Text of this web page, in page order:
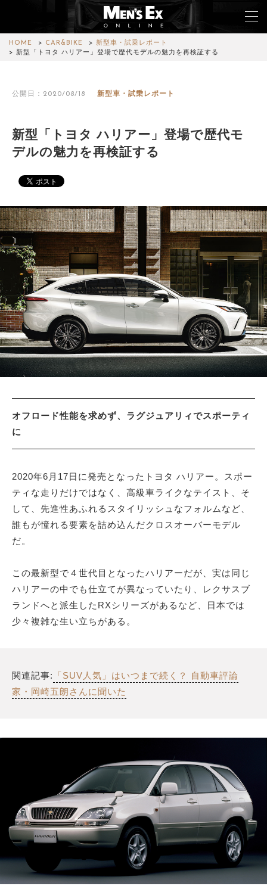
HOME CAR&BIKE
新型車・試乗レポート
新型「トヨタ ハリアー」登場で歴代モデルの魅力を再検証する
公開日：2020/08/18 新型車・試乗レポート
新型「トヨタ ハリアー」登場で歴代モ
デルの魅力を再検証する
オフロード性能を求めず、ラグジュアリィでスポーティ
に
2020年6月17日に発売となったトヨタ ハリアー。スポー
ティな走りだけではなく、高級車ライクなテイスト、そ
して、先進性あふれるスタイリッシュなフォルムなど、
誰もが憧れる要素を詰め込んだクロスオーバーモデル
だ。
この最新型で４世代目となったハリアーだが、実は同じ
ハリアーの中でも仕立てが異なっていたり、レクサスブ
ランドへと派生したRXシリーズがあるなど、日本では
少々複雑な生い立ちがある。
関連記事:
「SUV人気」はいつまで続く？ 自動車評論
家・岡崎五朗さんに聞いた
WATCH
CAR&BIKE
LIFESTYLE
COLUMN
MAGAZINE
ABOUT SITE
サイトマップ